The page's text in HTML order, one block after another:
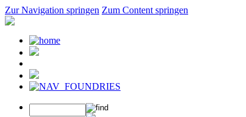
Zur Navigation springen Zum Content springen